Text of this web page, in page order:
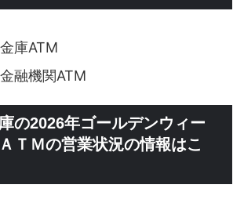
庫ATM
融機関ATM
の2026年ゴールデンウィー
ＴＭの営業状況の情報はこ